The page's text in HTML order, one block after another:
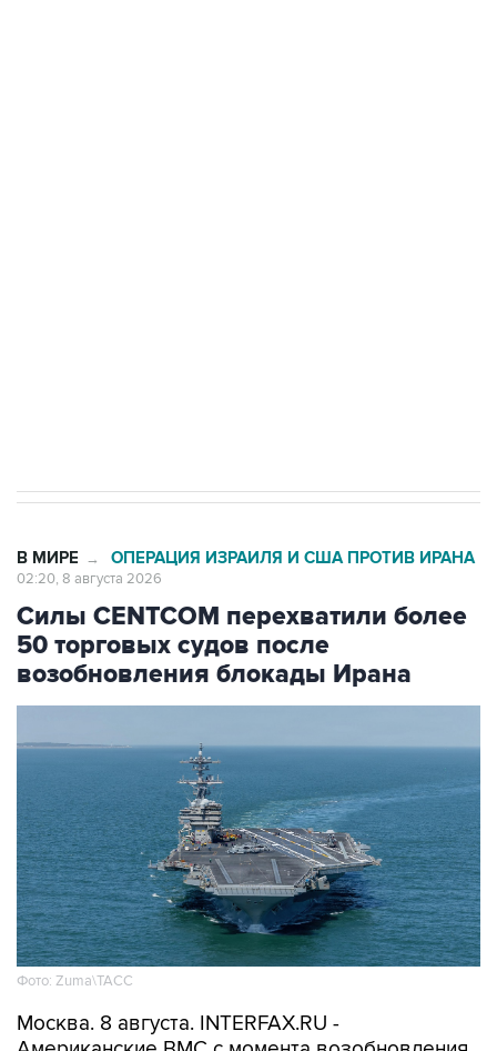
В МИРЕ → ОПЕРАЦИЯ ИЗРАИЛЯ И США ПРОТИВ ИРАНА
02:20, 8 августа 2026
Силы CENTCOM перехватили более
50 торговых судов после
возобновления блокады Ирана
Фото: Zuma\ТАСС
Москва. 8 августа. INTERFAX.RU -